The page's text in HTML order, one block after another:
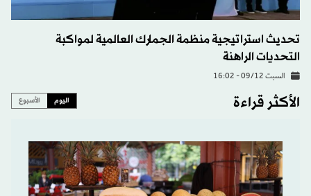
تحديث استراتيجية منظمة الجمارك العالمية لمواكبة
التحديات الراهنة
السبت 09/12 - 16:02
الأكثر قراءة اليوم الأسبوع